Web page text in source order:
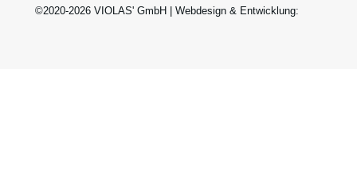
©2020-2026 VIOLAS' GmbH | Webdesign & Entwicklung: